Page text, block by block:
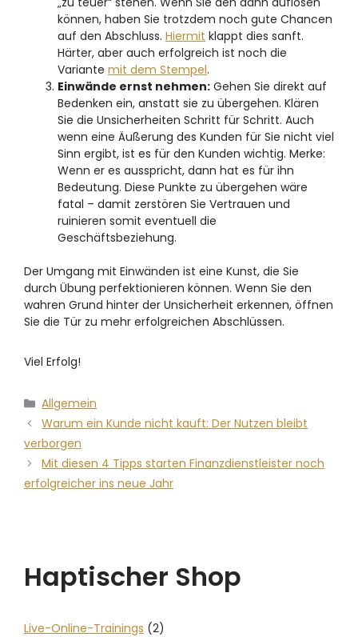
können, haben Sie trotzdem noch gute Chancen
auf den Abschluss. Hiermit klappt dies sanft.
Härter, aber auch erfolgreich ist noch die
Variante mit dem Stempel.
Einwände ernst nehmen: Gehen Sie direkt auf
Bedenken ein, anstatt sie zu übergehen. Klären
Sie die Unsicherheiten Schritt für Schritt. Auch
wenn eine Äußerung des Kunden für Sie nicht viel
Sinn ergibt, ist es für den Kunden wichtig. Merke:
Wenn er es ausspricht, dann hat es für ihn
Bedeutung. Diese Punkte zu übergehen wäre
fatal – damit zerstören Sie Vertrauen und
ruinieren somit eventuell die
Geschäftsbeziehung.
Der Umgang mit Einwänden ist eine Kunst, die Sie
durch Übung perfektionieren können. Wenn Sie den
wahren Grund hinter der Unsicherheit erkennen, öffnen
Sie die Tür zu mehr erfolgreichen Abschlüssen.
Viel Erfolg!
Allgemein
Warum ein Kunde nicht kauft: Der Nutzen bleibt
verborgen
Mit diesen 4 Tipps starten Finanzdienstleister noch
erfolgreicher ins neue Jahr
Haptischer Shop
Live-Online-Trainings (2)